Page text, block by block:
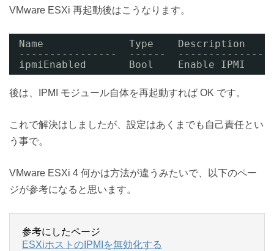
VMware ESXi 再起動後はこうなります。
Name              Type    Description
----------------  ------
ipmiEnabled       Bool    Enable IPMI
後は、IPMI モジュール自体を再起動すれば OK です。
これで解決はしましたが、設定はあくまでも自己責任とい
う事で。
VMware ESXi 4 何かは方法が違うみたいで、以下のペー
ジが参考になると思います。
参考にしたページ
ESXiホストのIPMIを無効化する